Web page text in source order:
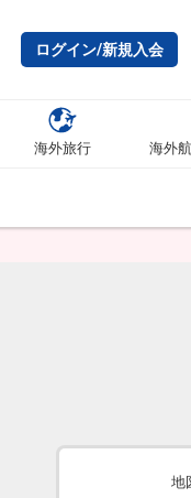
ログイン/新規入会
海外旅行 海外
地